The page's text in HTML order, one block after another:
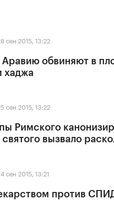
сен 2015, 13:22
обвиняют в
хаджа
сен 2015, 13:22
Римского
вызвало
сен 2015, 13:21
против